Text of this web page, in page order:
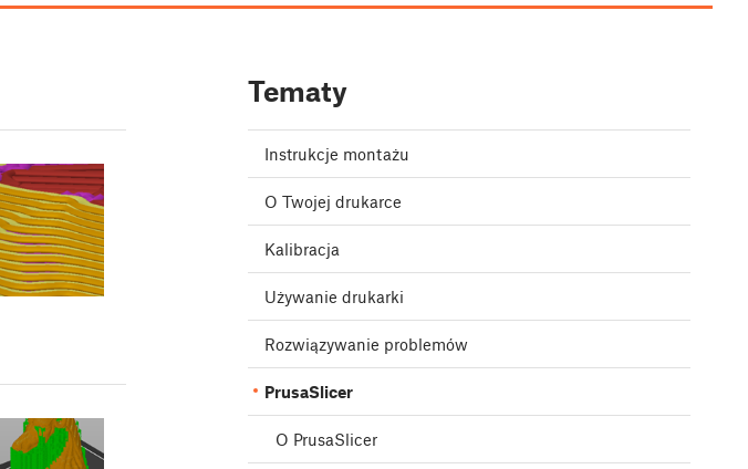
Tematy
Instrukcje montażu
O Twojej drukarce
Kalibracja
Używanie drukarki
Rozwiązywanie problemów
PrusaSlicer
O PrusaSlicer